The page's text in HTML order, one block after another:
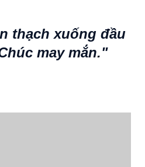
thạch xuống đầu
may mắn."